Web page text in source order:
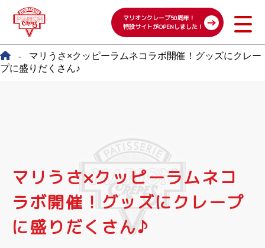
マリオンクレープ50周年！
特設サイトがOPENしました！
-
マリうさ×クッピーラムネコラボ開催！グッズにクレー
プに盛りだくさん♪
マリうさ×クッピーラムネコ
ラボ開催！グッズにクレープ
に盛りだくさん♪